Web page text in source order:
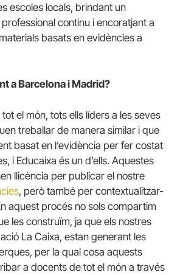
escoles locals, brindant un
continu i encoratjant a
basats en evidències a
a Barcelona i Madrid?
el món, tots ells líders a les seves
treballar de manera similar i que
basat en l’evidència per fer costat
i Educaixa és un d’ells. Aquestes
llicència per publicar el nostre
, però també per contextualitzar-
aquest procés no sols compartim
les construïm, ja que els nostres
La Caixa, estan generant les
per la qual cosa aquests
a docents de tot el món a través